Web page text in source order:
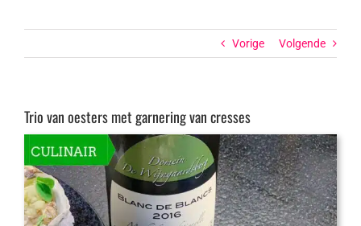
Vorige Volgende
Trio van oesters met garnering van cresses